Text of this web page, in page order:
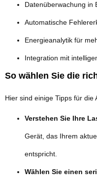
Datenüberwachung in
Automatische
Energieanalytik für
Integration mit
So wählen Sie die
Hier sind einige Tipps für die
Verstehen Sie Ihre
Gerät, das Ihrem
entspricht.
Wählen Sie einen